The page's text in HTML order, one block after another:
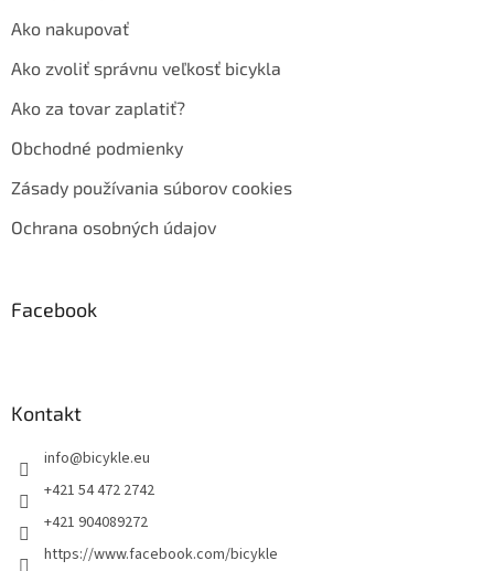
Ako nakupovať
Ako zvoliť správnu veľkosť bicykla
Ako za tovar zaplatiť?
Obchodné podmienky
Zásady používania súborov cookies
Ochrana osobných údajov
Facebook
Kontakt
info@bicykle.eu
+421 54 472 2742
+421 904089272
https://www.facebook.com/bicykle